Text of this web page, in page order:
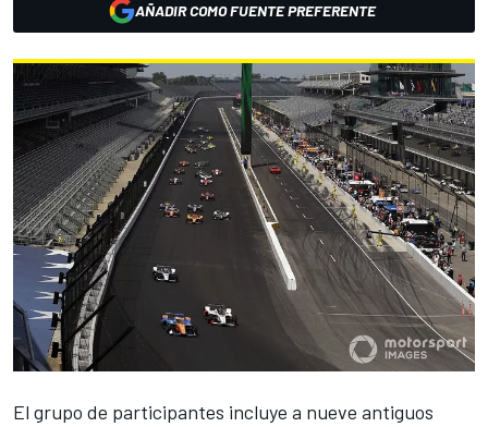
AÑADIR COMO FUENTE PREFERENTE
El grupo de participantes incluye a nueve antiguos